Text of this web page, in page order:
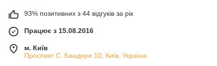
93% позитивних з 44 відгуків за рік
Працює з 15.08.2016
м. Київ
Проспект С. Бандери 10, Київ, Україна